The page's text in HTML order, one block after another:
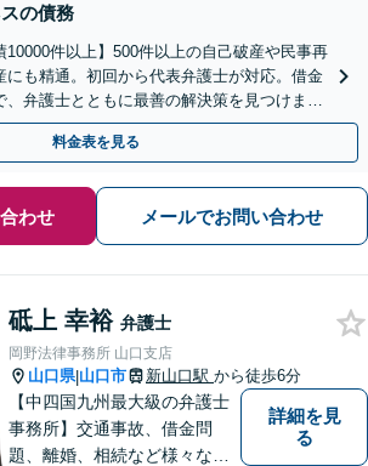
の債務
10000件以上】500件以上の自己破産や民事再
にも精通。初回から代表弁護士が対応。借金
、弁護士とともに最善の解決策を見つけまし
法テラス利用可】
料金表を見る
わせ メールでお問い合わせ
砥上 幸裕 弁護士
岡野法律事務所 山口支店
山口県|山口市 新山口駅 から徒歩6分
【中四国九州最大級の弁護士
事務所】交通事故、借金問
題、離婚、相続など様々な問
詳細を見
る